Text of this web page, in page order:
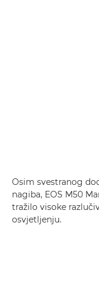
Osim svestranog
nagiba, EOS M50
tražilo visoke
osvjetljenju.